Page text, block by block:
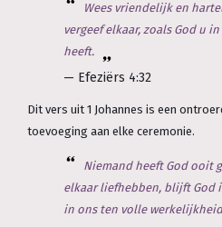
Wees vriendelijk en
vergeef elkaar, zoals God u
heeft.
— Efeziërs 4:32
Dit vers uit 1 Johannes is een
toevoeging aan elke ceremonie.
Niemand heeft God ooit
elkaar liefhebben, blijft God
in ons ten volle